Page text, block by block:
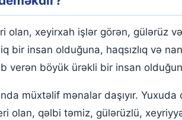
olan, xeyirxah işlər görən, gülərüz
bir insan olduğuna, haqsızlıq və
verən böyük ürəkli bir insan
müxtəlif mənalar daşıyır. Yuxuda
olan, qəlbi təmiz, gülərüzlü,